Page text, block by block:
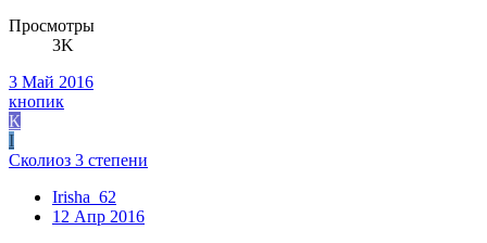
Просмотры
3K
3 Май 2016
кнопик
К
I
Сколиоз 3 степени
Irisha_62
12 Апр 2016